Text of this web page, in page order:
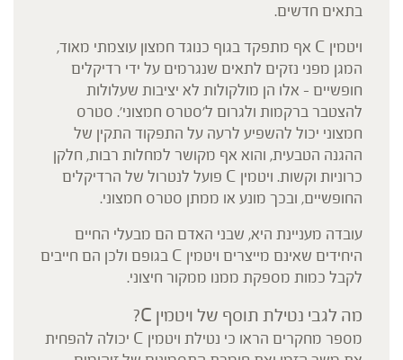
בתאים חדשים.
ויטמין C אף מתפקד בגוף כנוגד חמצון עוצמתי מאוד,
המגן מפני נזקים לתאים שנגרמים על ידי רדיקלים
חופשיים – אלו הן מולקולות לא יציבות שעלולות
להצטבר ברקמות ולגרום ל'סטרס חמצוני'. סטרס
חמצוני יכול להשפיע לרעה על התפקוד התקין של
ההגנה הטבעית, והוא אף מקושר למחלות רבות, חלקן
כרוניות וקשות. ויטמין C פועל לנטרול של הרדיקלים
החופשיים, ובכך מונע או ממתן סטרס חמצוני.
עובדה מעניינת היא, שבני האדם הם מבעלי החיים
היחידים שאינם מייצרים ויטמין C בגופם ולכן הם חייבים
לקבל כמות מספקת ממנו ממקור חיצוני.
מה לגבי נטילת תוסף של ויטמין C?
מספר מחקרים הראו כי נטילת ויטמין C יכולה להפחית